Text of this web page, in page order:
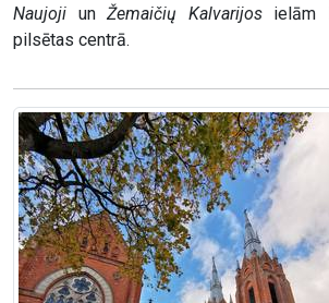
Naujoji un Žemaičių Kalvarijosielām
pilsētas centrā.